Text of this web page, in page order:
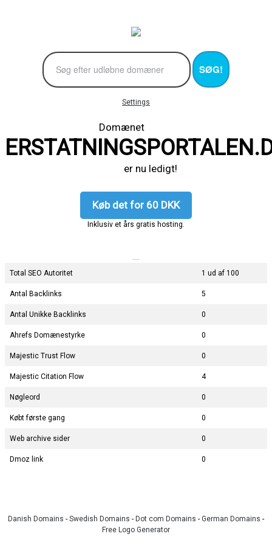
SØG!
Settings
Domænet
er nu ledigt!
Køb det for 60 DKK
Inklusiv et års gratis hosting.
Total SEO Autoritet
1 ud af 100
Antal Backlinks 5
Antal Unikke Backlinks 0
Ahrefs Domænestyrke 0
Majestic Trust Flow 0
Majestic Citation Flow 4
Nøgleord 0
Købt første gang 0
Web archive sider 0
Dmoz link 0
Danish Domains - Swedish Domains - Dot com Domains - German Domains -
Free Logo Generator